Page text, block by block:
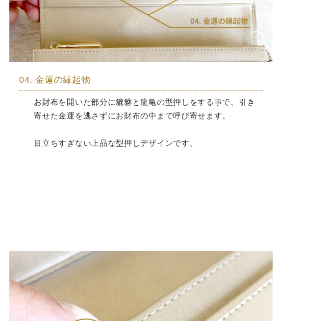
04. 金運の縁起物
お財布を開いた部分に貔貅と龍亀の型押しをする事で、引き
寄せた金運を逃さずにお財布の中まで呼び寄せます。
目立ちすぎない上品な型押しデザインです。